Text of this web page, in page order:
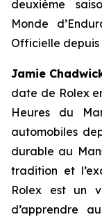
deuxième
Monde
Officielle depuis
Jamie
date de Rolex
Heures du
automobiles
durable au
tradition et
Rolex est un
d’apprendre